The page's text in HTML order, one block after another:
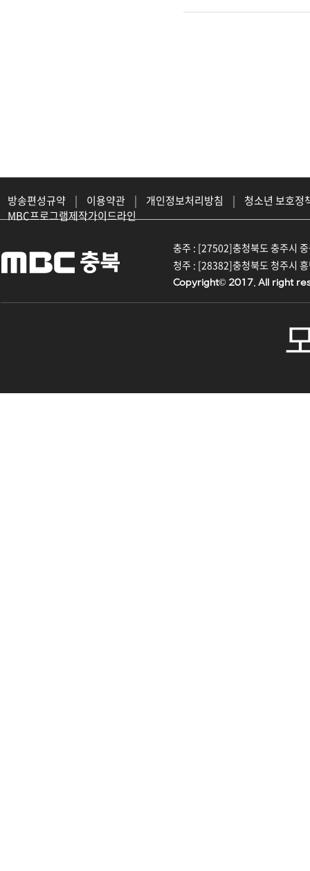
방송편성규약 | 이용약관 | 개인정보처리방침 |
청소년 보호정
MBC프로그램제작가이드라인
충주 : [27502]충청북도 충주시
청주 : [28382]충청북도 청주시
Copyright© 2017. All right